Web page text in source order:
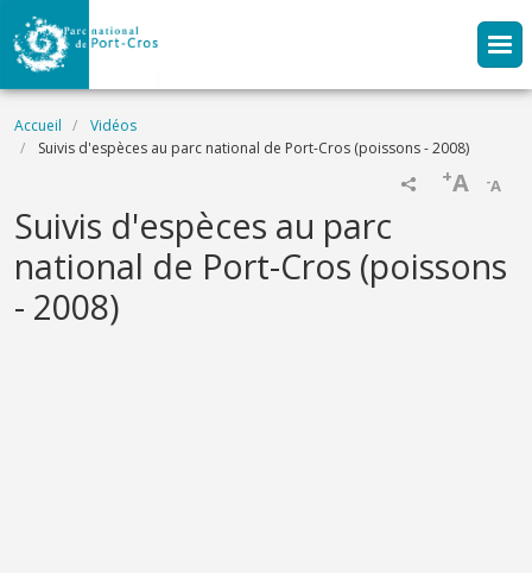
Aller au contenu principal
Fil d'Ariane
Accueil
Vidéos
Suivis d'espèces au parc national de Port-Cros (poissons - 2008)
-A
+A
Name
Suivis d'espèces au parc
national de Port-Cros (poissons
- 2008)